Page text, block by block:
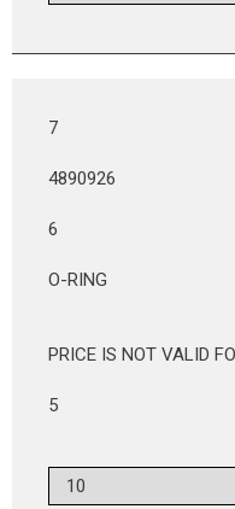
7
4890926
6
O-RING
PRICE IS NOT VALID
5